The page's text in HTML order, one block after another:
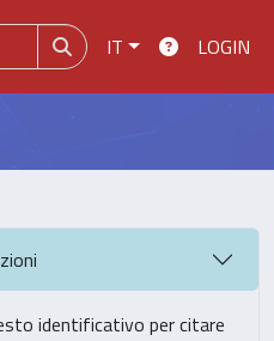
IT LOGIN
identificativo per citare